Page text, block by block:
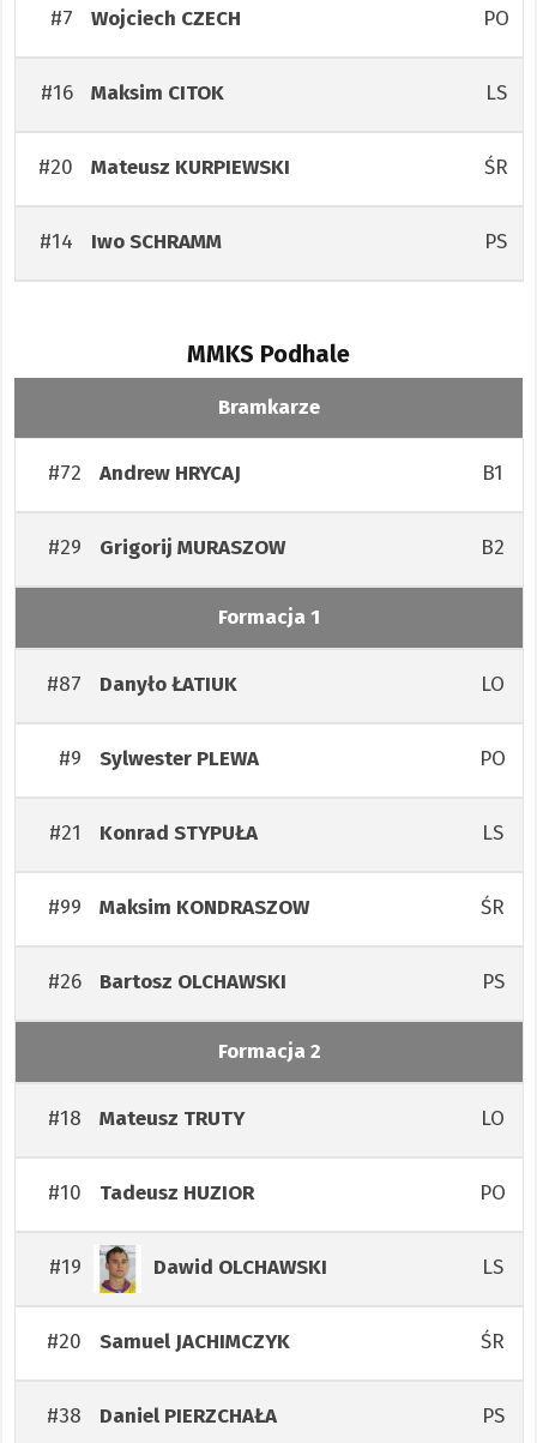
#7 Wojciech CZECH PO
#16 Maksim CITOK LS
#20 Mateusz KURPIEWSKI ŚR
#14 IwoSCHRAMM PS
MMKS Podhale
Bramkarze
#72 Andrew HRYCAJ B1
#29 Grigorij MURASZOW B2
Formacja 1
#87 DanyłoŁATIUK LO
#9 Sylwester PLEWA PO
#21 Konrad STYPUŁA LS
#99 Maksim KONDRASZOW ŚR
#26 Bartosz OLCHAWSKI PS
Formacja 2
#18 Mateusz TRUTY LO
#10 Tadeusz HUZIOR PO
#19 Dawid OLCHAWSKI LS
#20 Samuel JACHIMCZYK ŚR
#38 Daniel PIERZCHAŁA PS